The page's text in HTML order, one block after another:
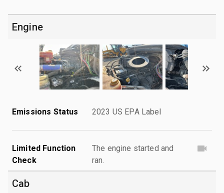
Engine
Emissions Status 2023 US EPA Label
Limited Function
Check
The engine started and
ran.
Cab